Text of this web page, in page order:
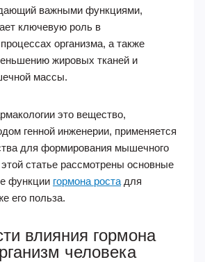
важными функциями,
ключевую роль в
организма, а также
жировых тканей и
массы.
это вещество,
генной инженерии, применяется
для формирования мышечного
статье рассмотрены основные
функции гормона роста для
его польза.
влияния гормона
человека